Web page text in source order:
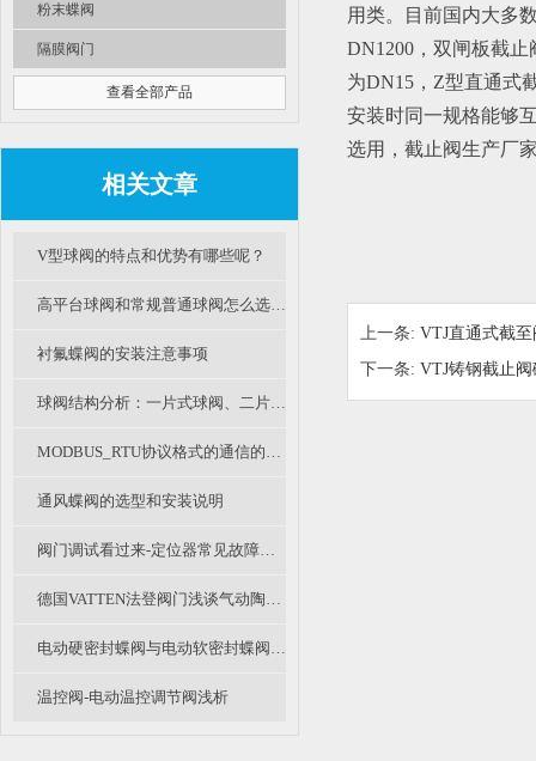
粉末蝶阀
隔膜阀门
查看全部产品
相关文章
V型球阀的特点和优势有哪些呢？
高平台球阀和常规普通球阀怎么选？各有什么优缺点？
衬氟蝶阀的安装注意事项
球阀结构分析：一片式球阀、二片式球阀和三片式球阀的区别
MODBUS_RTU协议格式的通信的简单介绍
通风蝶阀的选型和安装说明
阀门调试看过来-定位器常见故障及办法
德国VATTEN法登阀门浅谈气动陶瓷进料阀原理及优势
电动硬密封蝶阀与电动软密封蝶阀的区别在哪里？
温控阀-电动温控调节阀浅析
用类。目前国内大多
DN1200，双闸板截
为DN15，Z型直通式
安装时同一规格能够
选用，截止阀生产厂
上一条: VTJ直通式截至
下一条: VTJ铸钢截止